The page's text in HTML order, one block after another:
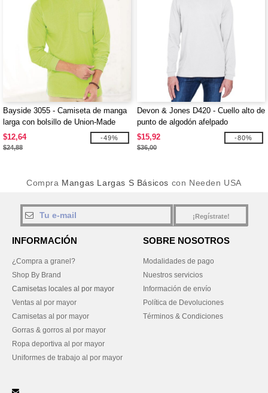
Bayside 3055 - Camiseta de manga
larga con bolsillo de Union-Made
$12,64
$24,88
-49%
Devon & Jones D420 - Cuello alto de
punto de algodón afelpado
$15,92
$36,00
-80%
Compra Mangas Largas S Básicos con Needen USA
¡Regístrate!
INFORMACIÓN
¿Compra a granel?
Shop By Brand
Camisetas locales al por mayor
Ventas al por mayor
Camisetas al por mayor
Gorras & gorros al por mayor
Ropa deportiva al por mayor
Uniformes de trabajo al por mayor
SOBRE NOSOTROS
Modalidades de pago
Nuestros servicios
Información de envío
Política de Devoluciones
Términos & Condiciones